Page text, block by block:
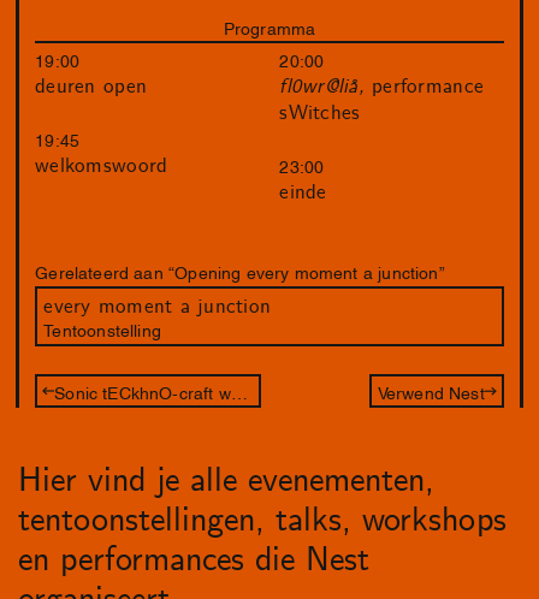
Programma
19:00
deuren open
19:45
welkomswoord
20:00
fl0wr@liå, performance
sWitches
23:00
einde
Gerelateerd aan “Opening every moment a junction”
every moment a junction
Tentoonstelling
Sonic tECkhnO-craft workshop Verwend Nest
Hier vind je alle evenementen,
tentoonstellingen, talks, workshops
en performances die Nest